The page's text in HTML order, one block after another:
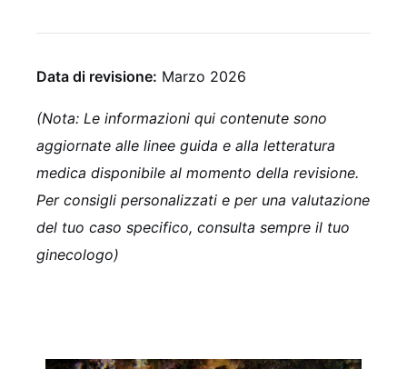
Data di revisione: Marzo 2026
(Nota: Le informazioni qui contenute sono
aggiornate alle linee guida e alla letteratura
medica disponibile al momento della revisione.
Per consigli personalizzati e per una valutazione
del tuo caso specifico, consulta sempre il tuo
ginecologo)